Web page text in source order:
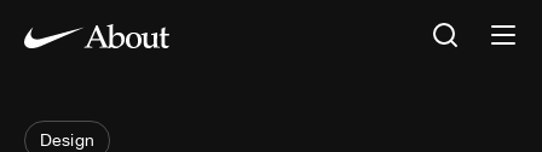
Design